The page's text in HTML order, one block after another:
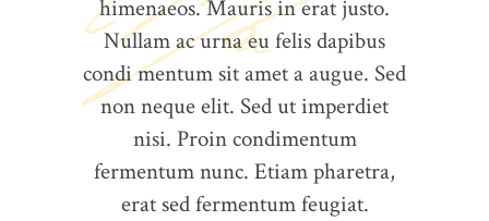
himenaeos. Mauris in erat justo.
Nullam ac urna eu felis dapibus
condi mentum sit amet a augue. Sed
non neque elit. Sed ut imperdiet
nisi. Proin condimentum
fermentum nunc. Etiam pharetra,
erat sed fermentum feugiat.